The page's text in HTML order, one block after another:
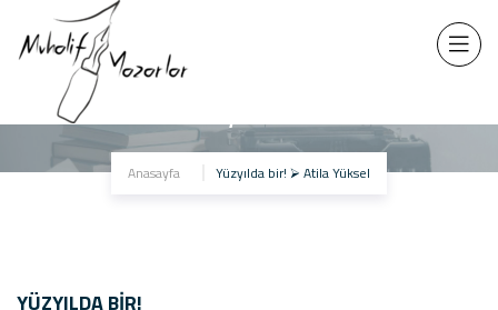
Anasayfa Yüzyılda bir! ⮚ Atila Yüksel
YÜZYILDA BIR!